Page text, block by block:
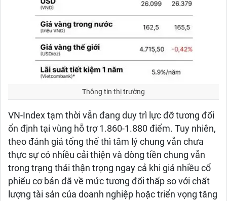
Thông tin thị trường
VN-Index tạm thời vẫn đang duy trì lực đỡ tương đối
ổn định tại vùng hỗ trợ 1.860-1.880 điểm. Tuy nhiên,
theo đánh giá tổng thể thì tâm lý chung vẫn chưa
thực sự có nhiều cải thiện và dòng tiền chung vẫn
trong trạng thái thận trọng ngay cả khi giá nhiều cổ
phiếu cơ bản đã về mức tương đối thấp so với chất
lượng tài sản của doanh nghiệp hoặc triển vọng tăng